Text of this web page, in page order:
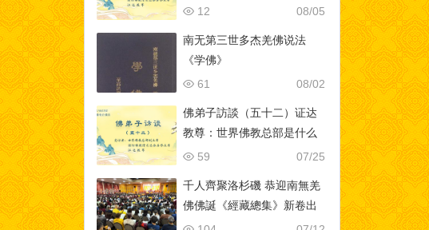
与修行的区别？为什么佛教
明？
08/05
12
南无第三世多杰羌佛说法
《学佛》
08/02
61
佛弟子訪談（五十二）证达
教尊：世界佛教总部是什么
样的组织？佛教与其他宗教
实含义！
07/25
59
千人齊聚洛杉磯 恭迎南無羌
佛佛誕《經藏總集》新卷出
版-[華人今日網]